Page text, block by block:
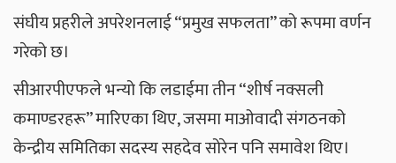
संघीय प्रहरीले अपरेशनलाई “प्रमुख सफलता” को रूपमा वर्णन
गरेको छ।
सीआरपीएफले भन्यो कि लडाईमा तीन “शीर्ष नक्सली
कमाण्डरहरू” मारिएका थिए, जसमा माओवादी संगठनको
केन्द्रीय समितिका सदस्य सहदेव सोरेन पनि समावेश थिए।